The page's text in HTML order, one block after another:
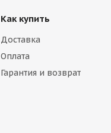
Как купить
Доставка
Оплата
Гарантия и возврат